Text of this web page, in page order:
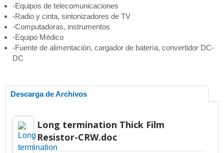
-Equipos de telecomunicaciones
-Radio y cinta, sintonizadores de TV
-Computadoras, instrumentos
-Equipo Médico
-Fuente de alimentación, cargador de batería, convertidor DC-
DC
Descarga de Archivos
Long termination Thick Film
Resistor-CRW.doc